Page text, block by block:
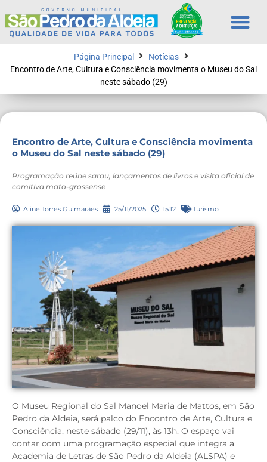
Página Principal
Notícias
Encontro de Arte, Cultura e Consciência movimenta o Museu do Sal
neste sábado (29)
Encontro de Arte, Cultura e Consciência movimenta
o Museu do Sal neste sábado (29)
Programação reúne sarau, lançamentos de livros e visita oficial de
comitiva mato-grossense
Aline Torres Guimarães 25/11/2025 15:12 Turismo
O Museu Regional do Sal Manoel Maria de Mattos, em São
Pedro da Aldeia, será palco do Encontro de Arte, Cultura e
Consciência, neste sábado (29/11), às 13h. O espaço vai
contar com uma programação especial que integra a
Academia de Letras de São Pedro da Aldeia (ALSPA) e